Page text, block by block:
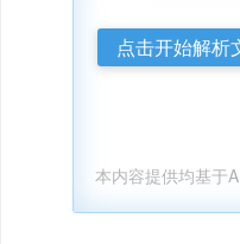
点击开始解析
本内容提供均基于